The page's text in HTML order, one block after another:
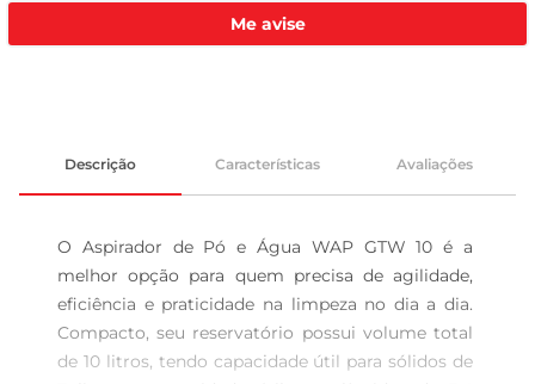
Me avise
Descrição Características Avaliações
O Aspirador de Pó e Água WAP GTW 10 é a
melhor opção para quem precisa de agilidade,
eficiência e praticidade na limpeza no dia a dia.
Compacto, seu reservatório possui volume total
de 10 litros, tendo capacidade útil para sólidos de